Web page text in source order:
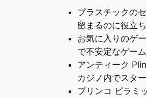
プラスチックの
留まるのに役立ち
お気に入りのゲ
で不安定なゲー
アンティーク
カジノ内でスタ
プリンコ ピラミ